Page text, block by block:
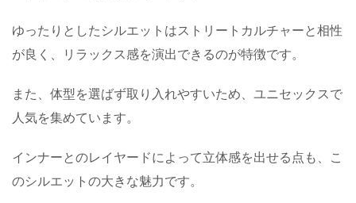
ゆったりとしたシルエットはストリートカルチャーと相性
が良く、リラックス感を演出できるのが特徴です。
また、体型を選ばず取り入れやすいため、ユニセックスで
人気を集めています。
インナーとのレイヤードによって立体感を出せる点も、こ
のシルエットの大きな魅力です。